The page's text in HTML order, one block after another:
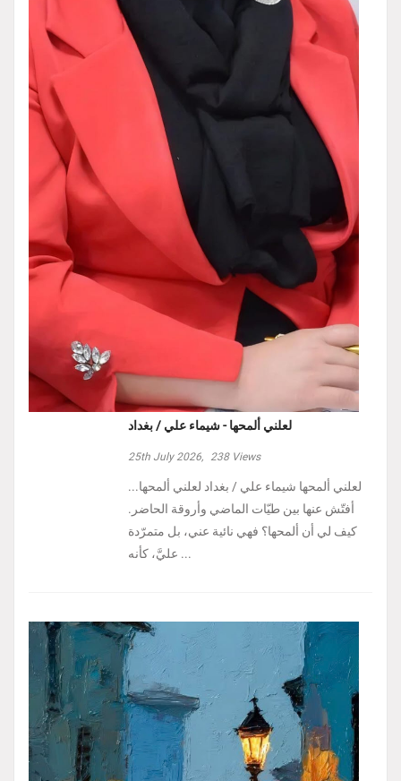
لعلني ألمحها - شيماء علي / بغداد
25th July 2026, 238Views
لعلني ألمحها شيماء علي / بغداد لعلني ألمحها...
أفتّش عنها بين طيّات الماضي وأروقة الحاضر.
كيف لي أن ألمحها؟ فهي نائية عني، بل متمرّدة
عليَّ، كأنه ...